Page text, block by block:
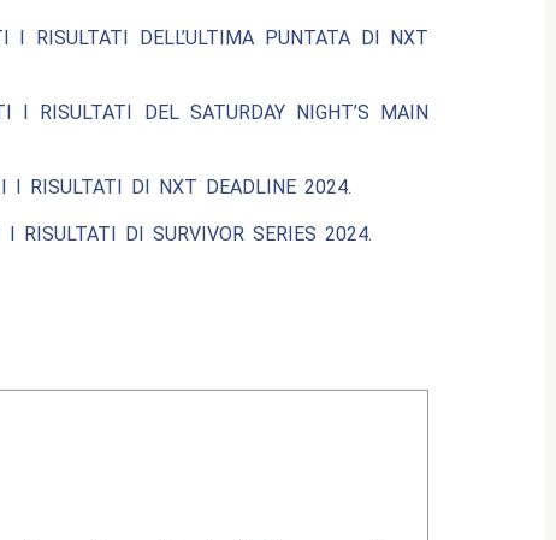
I RISULTATI DELL’ULTIMA PUNTATA DI NXT
I RISULTATI DEL SATURDAY NIGHT’S MAIN
I RISULTATI DI NXT DEADLINE 2024.
RISULTATI DI SURVIVOR SERIES 2024.